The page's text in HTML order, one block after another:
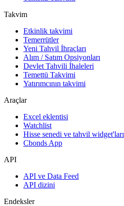
Takvim
Etkinlik takvimi
Temerrütler
Yeni Tahvil İhraçları
Alım / Satım Opsiyonları
Devlet Tahvili İhaleleri
Temettü Takvimi
Yatırımcının takvimi
Araçlar
Excel eklentisi
Watchlist
Hisse senedi ve tahvil widget'ları
Cbonds App
API
API ve Data Feed
API dizini
Endeksler